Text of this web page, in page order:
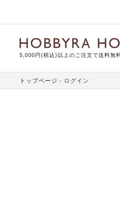
5,000円(税込)以上のご注文で送料無
トップページ ログイン